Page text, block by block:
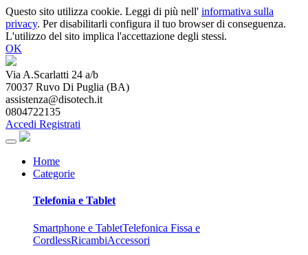
Questo sito utilizza cookie. Leggi di più nell' informativa sulla
privacy. Per disabilitarli configura il tuo browser di conseguenza.
L'utilizzo del sito implica l'accettazione degli stessi.
OK
Via A.Scarlatti 24 a/b
70037 Ruvo Di Puglia (BA)
assistenza@disotech.it
0804722135
Accedi Registrati
Home
Categorie
Telefonia e Tablet
Smartphone e TabletTelefonica Fissa e
CordlessRicambiAccessori